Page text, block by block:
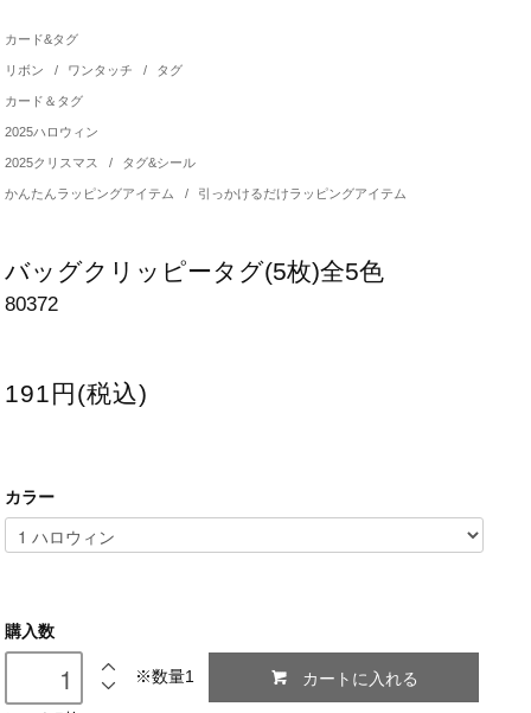
カード&タグ
リボン / ワンタッチ / タグ
カード＆タグ
2025ハロウィン
2025クリスマス / タグ&シール
かんたんラッピングアイテム / 引っかけるだけラッピングアイテム
バッグクリッピータグ(5枚)全5色
80372
191円(税込)
カラー
購入数
※数量1 カートに入れる